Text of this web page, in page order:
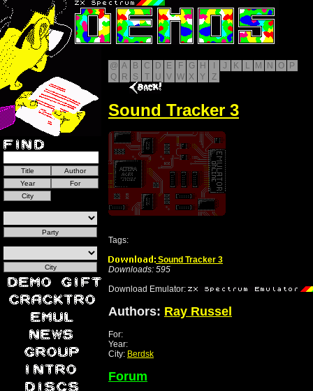
@ A B C D E F G H J K L M N O
P
Q
R S T U V W X Y Z
Sound Tracker 3
Tags:
Sound Tracker 3
Downloads: 595
Download Emulator:
Authors: Ray Russel
For:
Year:
City: Berdsk
Forum